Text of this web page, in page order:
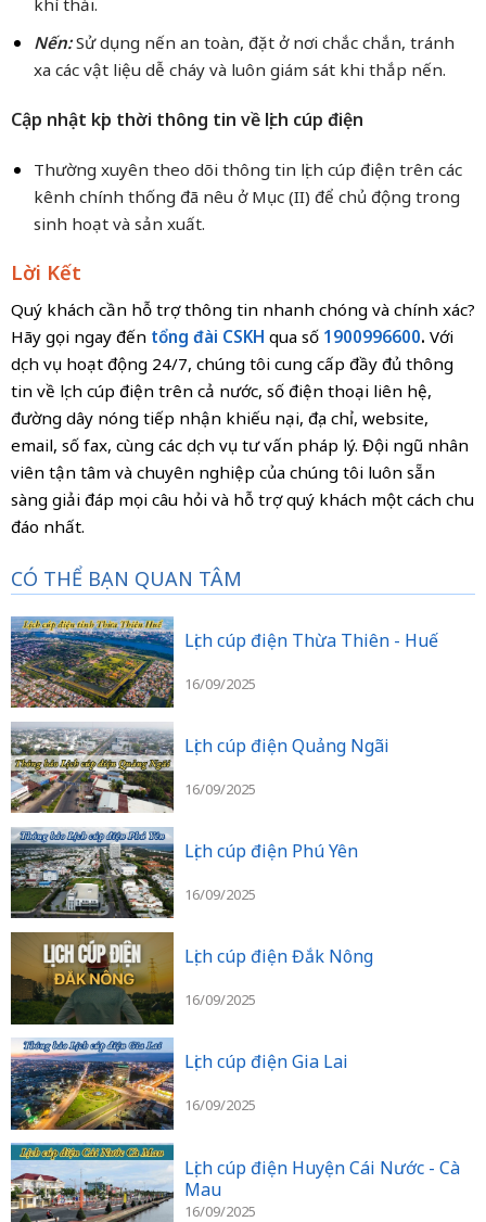
khí thải.
Nến:Sử dụng nến an toàn, đặt ở nơi chắc chắn, tránh
xa các vật liệu dễ cháy và luôn giám sát khi thắp nến.
Cập nhật kịp thời thông tin về lịch cúp điện
Thường xuyên theo dõi thông tin lịch cúp điện trên các
kênh chính thống đã nêu ở Mục (II) để chủ động trong
sinh hoạt và sản xuất.
Lời Kết
Quý khách cần hỗ trợ thông tin nhanh chóng và chính xác?
Hãy gọi ngay đến tổng đài CSKH qua số 1900996600. Với
dịch vụ hoạt động 24/7, chúng tôi cung cấp đầy đủ thông
tin về lịch cúp điện trên cả nước, số điện thoại liên hệ,
đường dây nóng tiếp nhận khiếu nại, địa chỉ, website,
email, số fax, cùng các dịch vụ tư vấn pháp lý. Đội ngũ nhân
viên tận tâm và chuyên nghiệp của chúng tôi luôn sẵn
sàng giải đáp mọi câu hỏi và hỗ trợ quý khách một cách chu
đáo nhất.
CÓ THỂ BẠN QUAN TÂM
Lịch cúp điện Thừa Thiên - Huế
16/09/2025
Lịch cúp điện Quảng Ngãi
16/09/2025
Lịch cúp điện Phú Yên
16/09/2025
Lịch cúp điện Đắk Nông
16/09/2025
Lịch cúp điện Gia Lai
16/09/2025
Lịch cúp điện Huyện Cái Nước - Cà
Mau
16/09/2025